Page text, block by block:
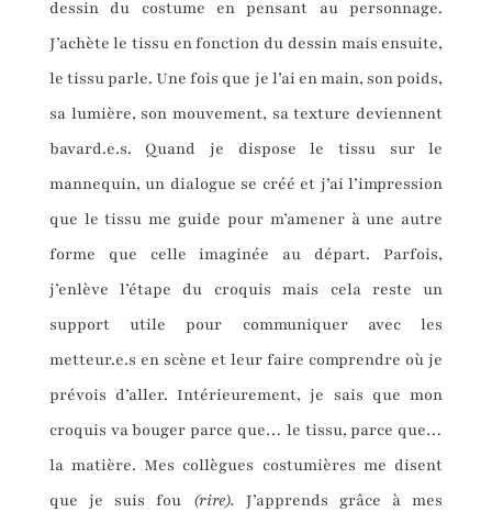
dessin du costume en pensant au personnage.
J’achète le tissu en fonction du dessin mais ensuite,
le tissu parle. Une fois que je l’ai en main, son poids,
sa lumière, son mouvement, sa texture deviennent
bavard.e.s. Quand je dispose le tissu sur le
mannequin, un dialogue se créé et j’ai l’impression
que le tissu me guide pour m’amener à une autre
forme que celle imaginée au départ. Parfois,
j’enlève l’étape du croquis mais cela reste un
support utile pour communiquer avec les
metteur.e.s en scène et leur faire comprendre où je
prévois d’aller. Intérieurement, je sais que mon
croquis va bouger parce que… le tissu, parce que…
la matière. Mes collègues costumières me disent
que je suis fou (rire). J’apprends grâce à mes